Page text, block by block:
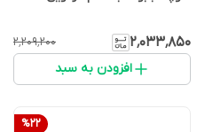
۲٬۰۳۳٬۸۵۰ ۲٬۲۰۹٬۲۰۰
افزودن به سبد
%22